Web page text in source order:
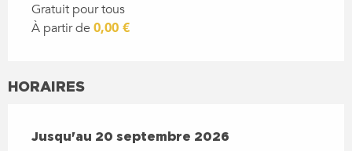
Gratuit pour tous
À partir de 0,00 €
HORAIRES
DU27 JUIN 2026AU20 SEPTEMBRE 2026
Jusqu'au 20 septembre 2026